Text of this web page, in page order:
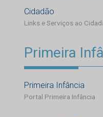
Cidadão
Links e Serviços ao
Primeira
Primeira Infância
Portal Primeira Infância